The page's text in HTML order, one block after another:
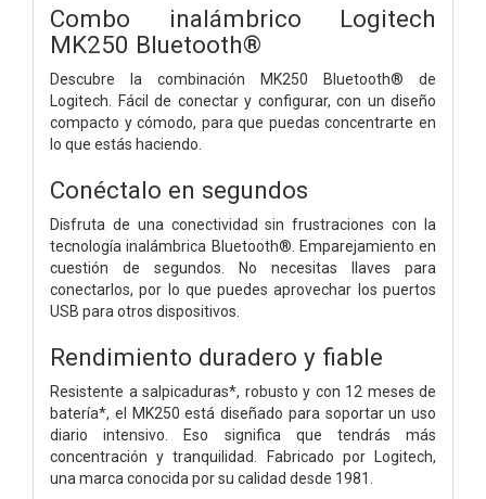
Combo inalámbrico Logitech
MK250 Bluetooth®
Descubre la combinación MK250 Bluetooth® de
Logitech. Fácil de conectar y configurar, con un diseño
compacto y cómodo, para que puedas concentrarte en
lo que estás haciendo.
Conéctalo en segundos
Disfruta de una conectividad sin frustraciones con la
tecnología inalámbrica Bluetooth®. Emparejamiento en
cuestión de segundos. No necesitas llaves para
conectarlos, por lo que puedes aprovechar los puertos
USB para otros dispositivos.
Rendimiento duradero y fiable
Resistente a salpicaduras*, robusto y con 12 meses de
batería*, el MK250 está diseñado para soportar un uso
diario intensivo. Eso significa que tendrás más
concentración y tranquilidad. Fabricado por Logitech,
una marca conocida por su calidad desde 1981.